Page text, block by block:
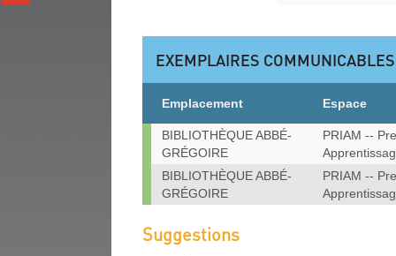
(Nouvelle
EXEMPLAIRES
Exemplaires
communicables
place
Emplacement Espace
BIBLIOTHÈQUE ABBÉ-
GRÉGOIRE
PRIAM --
BIBLIOTHÈQUE ABBÉ-
GRÉGOIRE
PRIAM --
Suggestions